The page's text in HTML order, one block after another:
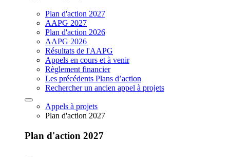
Plan d'action 2027
AAPG 2027
Plan d'action 2026
AAPG 2026
Résultats de l'AAPG
Appels en cours et à venir
Règlement financier
Les précédents Plans d’action
Rechercher un ancien appel à projets
Appels à projets
Plan d'action 2027
Plan d'action 2027